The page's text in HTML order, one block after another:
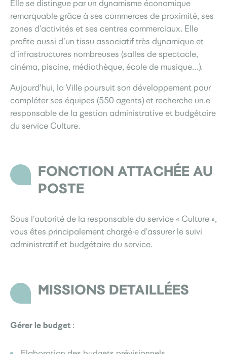
Je participe
Saint-Seb’ le mag Sourds et
malentendants
Elle se distingue par un dynamisme économique
remarquable grâce à ses commerces de proximité, ses
zones d’activités et ses centres commerciaux. Elle
profite aussi d’un tissu associatif très dynamique et
d’infrastructures nombreuses (salles de spectacle,
cinéma, piscine, médiathèque, école de musique…).
Aujourd’hui, la Ville poursuit son développement pour
compléter ses équipes (550 agents) et recherche un.e
responsable de la gestion administrative et budgétaire
du service Culture.
FONCTION ATTACHÉE AU
POSTE
Sous l’autorité de la responsable du service « Culture »,
vous êtes principalement chargé·e d’assurer le suivi
administratif et budgétaire du service.
MISSIONS DETAILLÉES
Gérer le budget :